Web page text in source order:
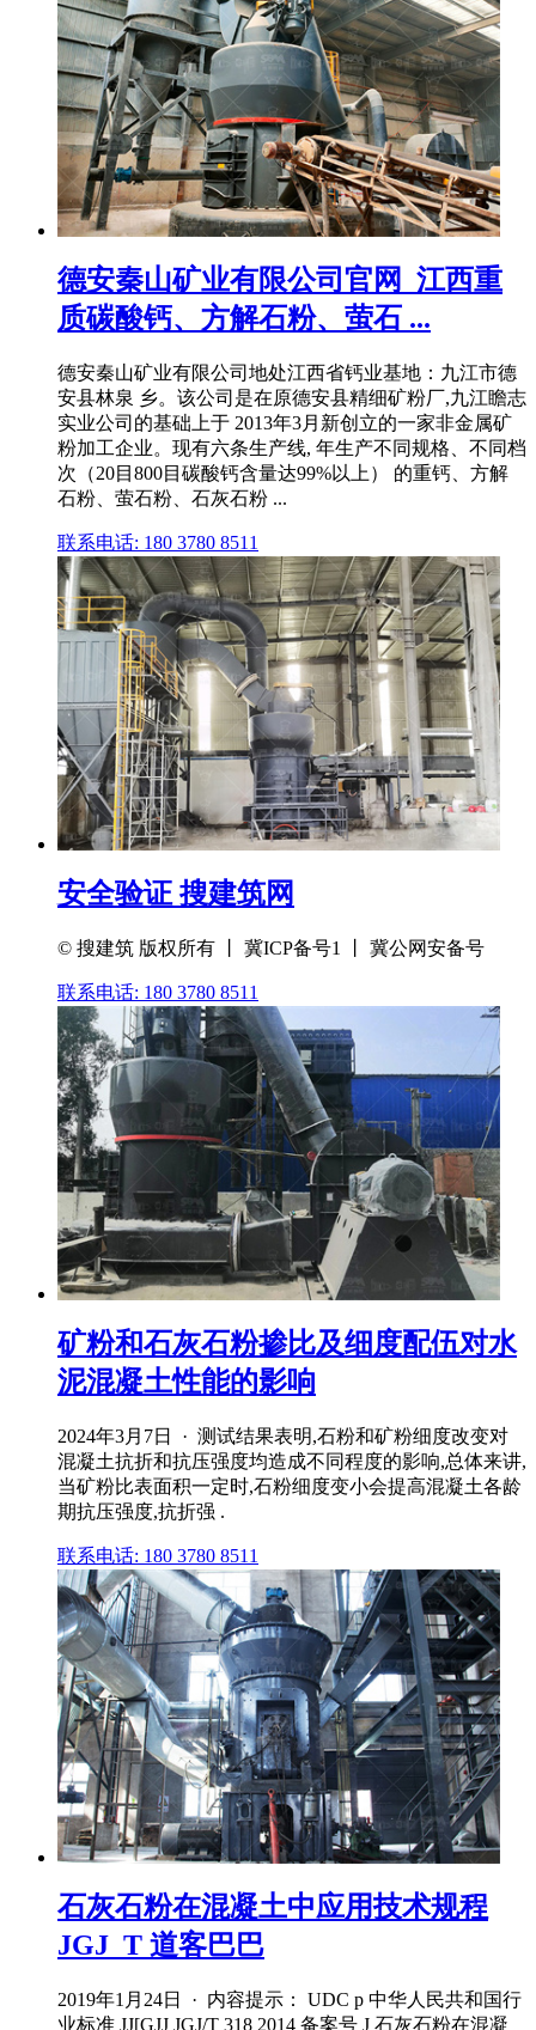
德安秦山矿业有限公司官网_江西重
质碳酸钙、方解石粉、萤石 ...
德安秦山矿业有限公司地处江西省钙业基地：九江市德
安县林泉 乡。该公司是在原德安县精细矿粉厂,九江瞻志
实业公司的基础上于 2013年3月新创立的一家非金属矿
粉加工企业。现有六条生产线, 年生产不同规格、不同档
次（20目800目碳酸钙含量达99%以上） 的重钙、方解
石粉、萤石粉、石灰石粉 ...
联系电话: 180 3780 8511
安全验证 搜建筑网
© 搜建筑 版权所有 丨 冀ICP备号1 丨 冀公网安备号
联系电话: 180 3780 8511
矿粉和石灰石粉掺比及细度配伍对水
泥混凝土性能的影响
2024年3月7日 · 测试结果表明,石粉和矿粉细度改变对
混凝土抗折和抗压强度均造成不同程度的影响,总体来讲,
当矿粉比表面积一定时,石粉细度变小会提高混凝土各龄
期抗压强度,抗折强 .
联系电话: 180 3780 8511
石灰石粉在混凝土中应用技术规程
JGJ_T 道客巴巴
2019年1月24日 · 内容提示： UDC p 中华人民共和国行
业标准 JJ[GJJ JGJ/T 318 2014 备案号 J 石灰石粉在混凝